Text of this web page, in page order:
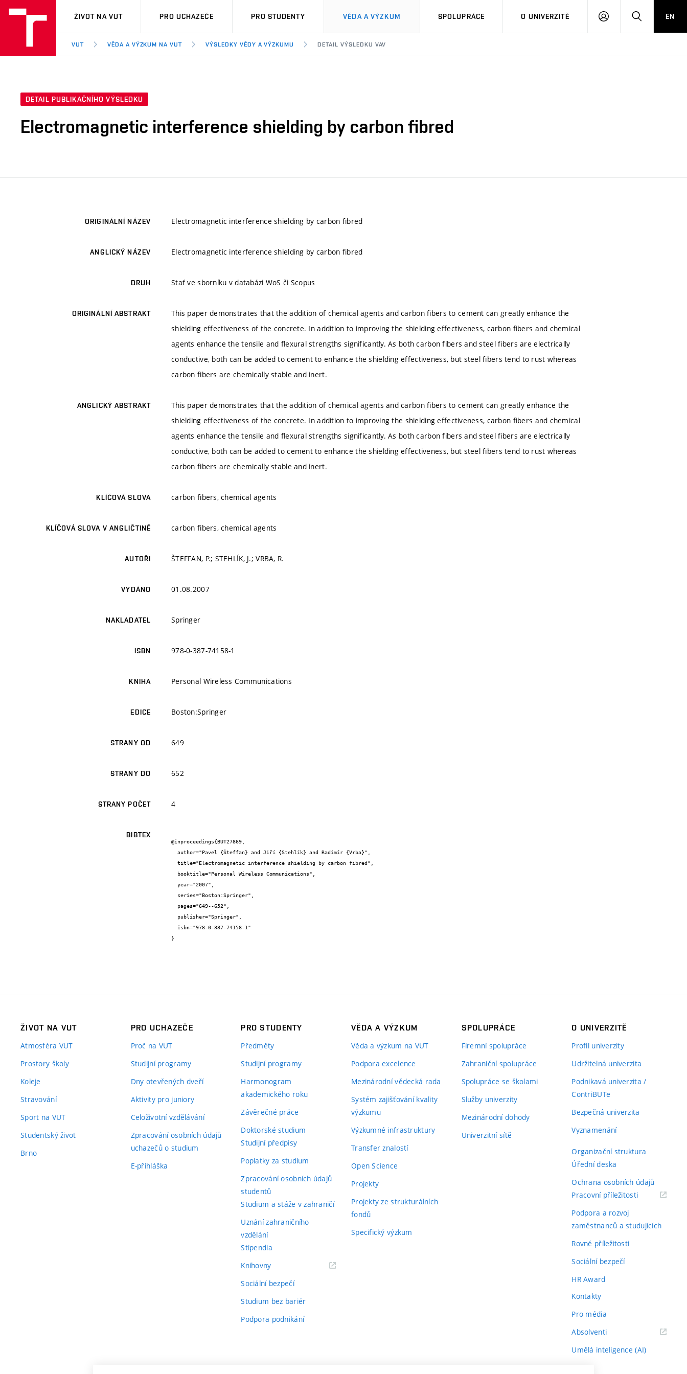
VUT
ŽIVOT NA VUT PRO UCHAZEČE PRO STUDENTY VĚDA A VÝZKUM SPOLUPRÁCE O UNIVERZITĚ
PŘIHLÁSIT HLEDATEN
VUT VĚDA A VÝZKUM NA VUT VÝSLEDKY VĚDY A VÝZKUMU DETAIL VÝSLEDKU VAV
DETAIL PUBLIKAČNÍHO VÝSLEDKU
Electromagnetic interference shielding by carbon fibred
ORIGINÁLNÍ NÁZEV Electromagnetic interference shielding by carbon fibred
ANGLICKÝ NÁZEV Electromagnetic interference shielding by carbon fibred
DRUH Stať ve sborníku v databázi WoS či Scopus
ORIGINÁLNÍ ABSTRAKT
This paper demonstrates that the addition of chemical agents and carbon fibers to cement can greatly enhance the
shielding effectiveness of the concrete. In addition to improving the shielding effectiveness, carbon fibers and chemical
agents enhance the tensile and flexural strengths significantly. As both carbon fibers and steel fibers are electrically
conductive, both can be added to cement to enhance the shielding effectiveness, but steel fibers tend to rust whereas
carbon fibers are chemically stable and inert.
ANGLICKÝ ABSTRAKT
This paper demonstrates that the addition of chemical agents and carbon fibers to cement can greatly enhance the
shielding effectiveness of the concrete. In addition to improving the shielding effectiveness, carbon fibers and chemical
agents enhance the tensile and flexural strengths significantly. As both carbon fibers and steel fibers are electrically
conductive, both can be added to cement to enhance the shielding effectiveness, but steel fibers tend to rust whereas
carbon fibers are chemically stable and inert.
KLÍČOVÁ SLOVA carbon fibers, chemical agents
KLÍČOVÁ SLOVA V ANGLIČTINĚ carbon fibers, chemical agents
AUTOŘI ŠTEFFAN, P.; STEHLÍK, J.; VRBA, R.
VYDÁNO 01.08.2007
NAKLADATEL Springer
ISBN 978-0-387-74158-1
KNIHA Personal Wireless Communications
EDICE Boston:Springer
STRANY OD 649
STRANY DO 652
STRANY POČET 4
BIBTEX
@inproceedings{BUT27869,
}
ŽIVOT NA VUT
Atmosféra VUT
Prostory školy
Koleje
Stravování
Sport na VUT
Studentský život
Brno
PRO UCHAZEČE
Proč na VUT
Studijní programy
Dny otevřených dveří
Aktivity pro juniory
Celoživotní vzdělávání
Zpracování osobních údajů
uchazečů o studium
E-přihláška
PRO STUDENTY
Předměty
Studijní programy
Harmonogram
akademického roku
Závěrečné práce
Doktorské studium
Studijní předpisy
Poplatky za studium
Zpracování osobních údajů
studentů
Studium a stáže v zahraničí
Uznání zahraničního
vzdělání
Stipendia
Knihovny(externí
Sociální bezpečí
Studium bez bariér
Podpora podnikání
VĚDA A VÝZKUM
Věda a výzkum na VUT
Podpora excelence
Mezinárodní vědecká rada
Systém zajišťování kvality
výzkumu
Výzkumné infrastruktury
Transfer znalostí
Open Science
Projekty
Projekty ze strukturálních
fondů
Specifický výzkum
SPOLUPRÁCE
Firemní spolupráce
Zahraniční spolupráce
Spolupráce se školami
Služby univerzity
Mezinárodní dohody
Univerzitní sítě
O UNIVERZITĚ
Profil univerzity
Udržitelná univerzita
Podnikavá univerzita /
ContriBUTe
Bezpečná univerzita
Vyznamenání
Organizační struktura
Úřední deska
Ochrana osobních údajů
Pracovní příležitosti(externí
Podpora a rozvoj
zaměstnanců a studujících
Rovné příležitosti
Sociální bezpečí
HR Award
Kontakty
Pro média
Absolventi(externí
Umělá inteligence (AI)